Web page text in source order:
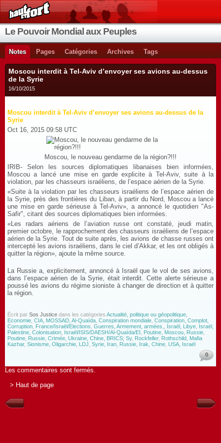
Le Pouvoir Mondial aux Peuples
Notes Pages Catégories Archives Tags
Moscou interdit à Tel-Aviv d’envoyer ses avions au-dessus
de la Syrie
16/10/2015
Moscou interdit à Tel-Aviv d’envoyer ses avions au-dessus de la
Syrie
Oct 16, 2015 09:58 UTC
Moscou, le nouveau gendarme de la région?!!!
IRIB- Selon les sources diplomatiques libanaises bien informées,
Moscou a lancé une mise en garde explicite à Tel-Aviv, suite à la
violation, par les chasseurs israéliens, de l’espace aérien de la Syrie.
«Suite à la violation par les chasseurs israéliens de l’espace aérien de
la Syrie, près des frontières du Liban, à partir du Nord, Moscou a lancé
une mise en garde sérieuse à Tel-Aviv», a annoncé le quotidien "As-
Safir", citant des sources diplomatiques bien informées.
«Les radars aériens de l’aviation russe ont constaté, jeudi matin,
premier octobre, le rapprochement des chasseurs israéliens de l’espace
aérien de la Syrie. Tout de suite après, les avions de chasse russes ont
intercepté les avions israéliens, dans le ciel d’Akkar, et les ont obligés à
quitter la région», ajoute la même source.
La Russie a, explicitement, annoncé à Israël que le vol de ses avions,
dans l’espace aérien de la Syrie, était interdit. Cette alerte sérieuse a
poussé les avions du régime sioniste à changer de direction et à quitter
la région.
Écrit par Sos Justice dans les catégories Actualité, politique ou géopolitique,
Economie CIA, MOSSAD, Al-Quaïda Conspiration mondiale Conspiration, Complot,
Corruption France/Israël/Elections Guerres, Armement, armées, Israël, Libye Israël,
Palestine, Colonisation Israël/ISIS/DAESH/Al-Quaïda/EI Poutine, Moscou, Russie
Poutine, Russie, Crimée, Ukraine, Chine, BRICS; Sy, Rockfeller, Rothschild, Mafia
Kazhar, Sionisme, Oligarchie, LDJ Syrie, Iran, Russie, Irak, Chine USA, Israël
0
Les commentaires sont fermés.
> Haut de page